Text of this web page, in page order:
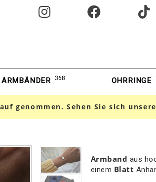
ARMBÄNDER 368 OHRRINGE
genommen. Sehen Sie sich
Armband aus
einem Blatt